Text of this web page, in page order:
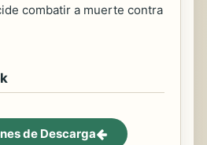
combatir a muerte contra
de Descarga